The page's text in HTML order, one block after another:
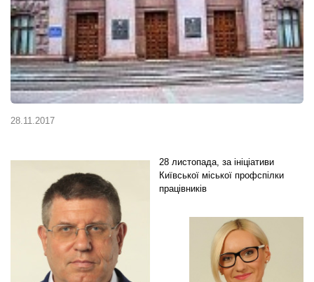
28.11.2017
28 листопада, за ініціативи
Київської міської профспілки
працівників